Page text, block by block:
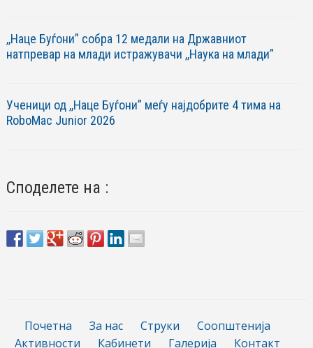
,,Наце Буѓони” собра 12 медали на Државниот
натпревар на млади истражувачи ,,Наука на млади”
Ученици од ,,Наце Буѓони” меѓу најдобрите 4 тима на
RoboМac Junior 2026
Споделете на :
Почетна За нас Струки
Соопштенија
Активности
Кабинети Галерија Контакт